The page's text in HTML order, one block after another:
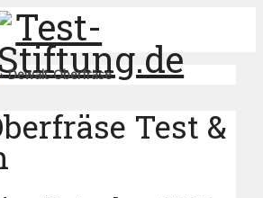
Dewalt-Oberfräse
Test &